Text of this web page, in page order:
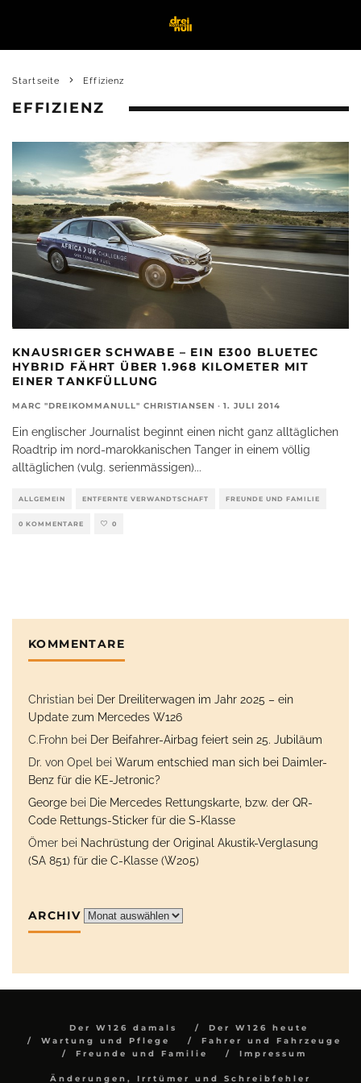
Startseite Effizienz
EFFIZIENZ
KNAUSRIGER SCHWABE – EIN E300 BLUETEC
HYBRID FÄHRT ÜBER 1.968 KILOMETER MIT
EINER TANKFÜLLUNG
MARC "DREIKOMMANULL" CHRISTIANSEN · 1. JULI 2014
Ein englischer Journalist beginnt einen nicht ganz alltäglichen
Roadtrip im nord-marokkanischen Tanger in einem völlig
alltäglichen (vulg. serienmässigen)...
ALLGEMEIN ENTFERNTE VERWANDTSCHAFT FREUNDE UND FAMILIE
0 KOMMENTARE 0
KOMMENTARE
Christian bei Der Dreiliterwagen im Jahr 2025 – ein
Update zum Mercedes W126
C.Frohn bei Der Beifahrer-Airbag feiert sein 25. Jubiläum
Dr. von Opel bei Warum entschied man sich bei Daimler-
Benz für die KE-Jetronic?
George bei Die Mercedes Rettungskarte, bzw. der QR-
Code Rettungs-Sticker für die S-Klasse
Ömer bei Nachrüstung der Original Akustik-Verglasung
(SA 851) für die C-Klasse (W205)
ARCHIV Archiv
Der W126 damals
Der W126 heute
Wartung und Pflege
Fahrer und Fahrzeuge
Freunde und Familie
Impressum
Änderungen, Irrtümer und Schreibfehler